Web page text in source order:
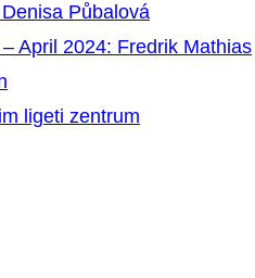
Půbalová
April 2024: Fredrik Mathias
ligeti zentrum